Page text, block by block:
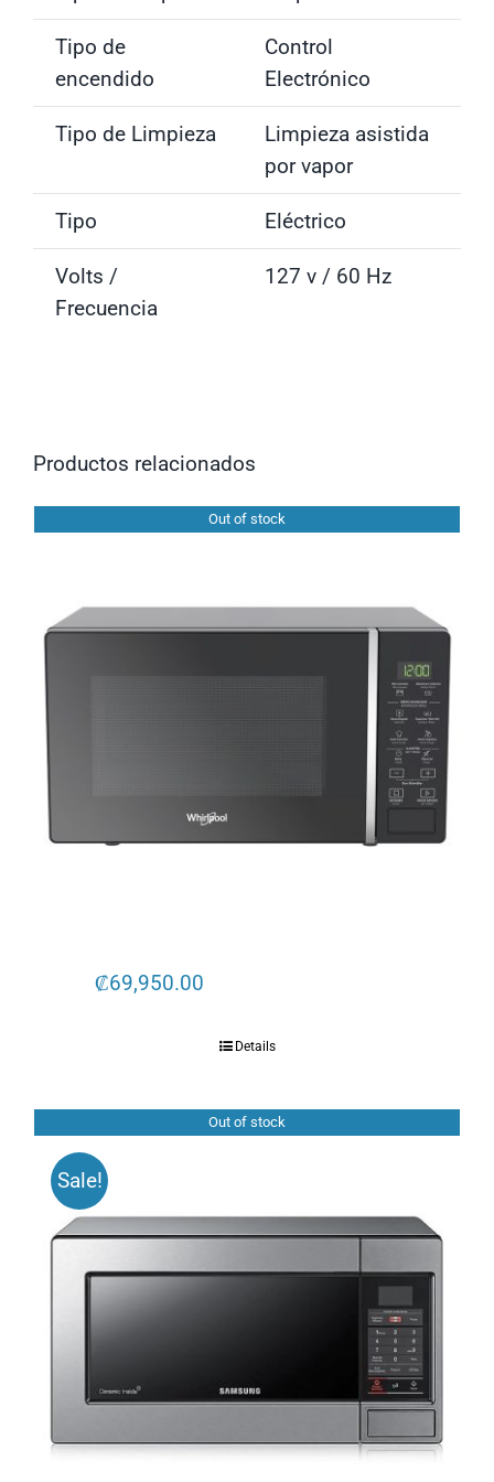
Tipo de
encendido
Control
Electrónico
Tipo de Limpieza
Limpieza asistida
por vapor
Tipo Eléctrico
Volts /
Frecuencia
127 v / 60 Hz
Out of stock
₡69,950.00
Details
Out of stock
Sale!